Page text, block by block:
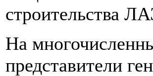
строительства
На
представители